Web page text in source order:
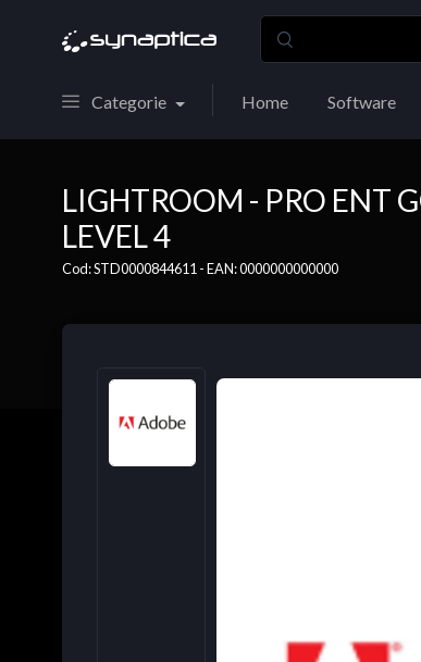
Categorie Home Software
LIGHTROOM - PRO ENT
LEVEL 4
Cod: STD0000844611 - EAN: 0000000000000